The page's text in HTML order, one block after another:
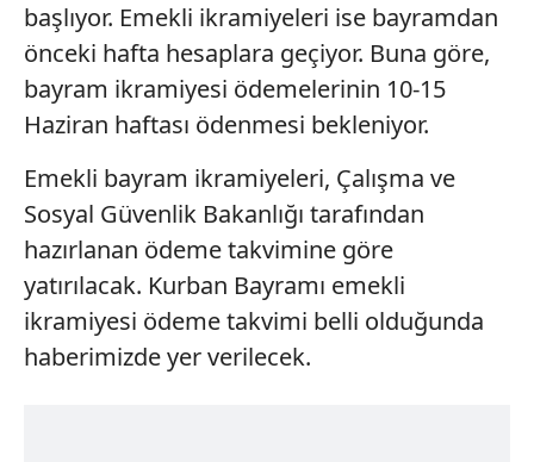
başlıyor. Emekli ikramiyeleri ise bayramdan
önceki hafta hesaplara geçiyor. Buna göre,
bayram ikramiyesi ödemelerinin 10-15
Haziran haftası ödenmesi bekleniyor.
Emekli bayram ikramiyeleri, Çalışma ve
Sosyal Güvenlik Bakanlığı tarafından
hazırlanan ödeme takvimine göre
yatırılacak. Kurban Bayramı emekli
ikramiyesi ödeme takvimi belli olduğunda
haberimizde yer verilecek.